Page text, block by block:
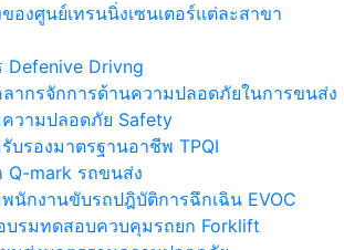
องศูนย์เทรนนิ่งเซนเตอร์แต่ละสาขา
Defenive Drivng
ากรจักการด้านความปลอดภัยในการขนส่ง
วามปลอดภัย Safety
บรองมาตรฐานอาชีพ TPQI
Q-mark รถขนส่ง
นักงานขับรถปฎิบัติการฉึกเฉิน EVOC
บรมทดสอบควบคุมรถยก Forklift